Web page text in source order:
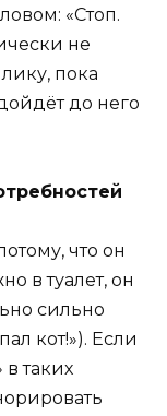
«Стоп.
не
пока
до него
что он
в туалет, он
сильно
кот!»). Если
таких